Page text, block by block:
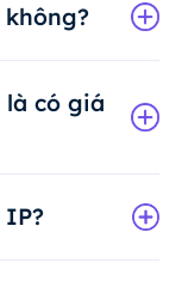
là có giá
IP?